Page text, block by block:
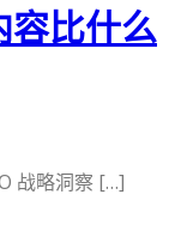
容比什么
战略洞察 […]